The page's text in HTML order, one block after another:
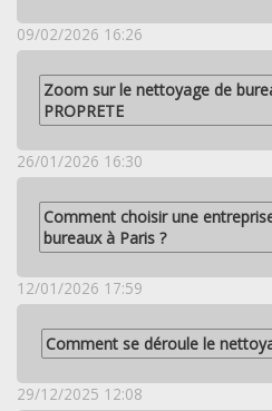
09/02/2026 16:26
Zoom sur le nettoyage de
PROPRETE
26/01/2026 16:30
Comment choisir une
bureaux à Paris ?
12/01/2026 17:59
Comment se déroule le
29/12/2025 12:08